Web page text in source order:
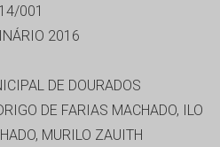
001
2016
DE DOURADOS
DE FARIAS MACHADO, ILO
MURILO ZAUITH